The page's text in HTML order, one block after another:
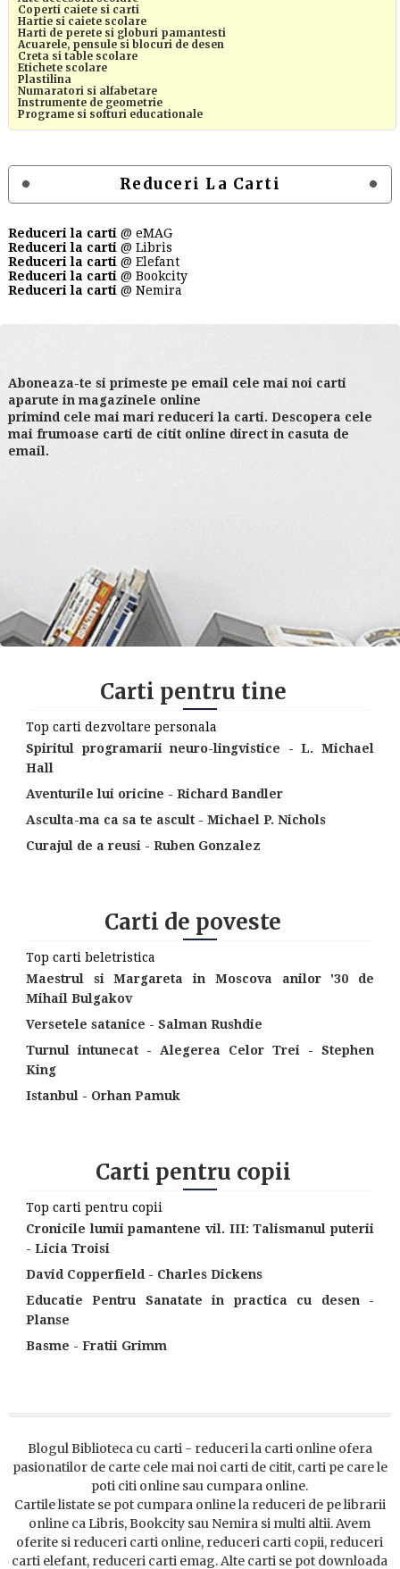
Coperti caiete si carti
Hartie si caiete scolare
Harti de perete si globuri pamantesti
Acuarele, pensule si blocuri de desen
Creta si table scolare
Etichete scolare
Plastilina
Numaratori si alfabetare
Instrumente de geometrie
Programe si softuri educationale
Reduceri La Carti
Reduceri la carti @ eMAG
Reduceri la carti @ Libris
Reduceri la carti @ Elefant
Reduceri la carti @ Bookcity
Reduceri la carti @ Nemira
Aboneaza-te si primeste pe email cele mai noi carti
aparute in magazinele online
primind cele mai mari reduceri la carti. Descopera cele
mai frumoase carti de citit online direct in casuta de
email.
Carti pentru tine
Top carti dezvoltare personala
Spiritul programarii neuro-lingvistice - L. Michael
Hall
Aventurile lui oricine - Richard Bandler
Asculta-ma ca sa te ascult - Michael P. Nichols
Curajul de a reusi - Ruben Gonzalez
Carti de poveste
Top carti beletristica
Maestrul si Margareta in Moscova anilor '30 de
Mihail Bulgakov
Versetele satanice - Salman Rushdie
Turnul intunecat - Alegerea Celor Trei - Stephen
King
Istanbul - Orhan Pamuk
Carti pentru copii
Top carti pentru copii
Cronicile lumii pamantene vil. III: Talismanul puterii
- Licia Troisi
David Copperfield - Charles Dickens
Educatie Pentru Sanatate in practica cu desen -
Planse
Basme - Fratii Grimm
Blogul Biblioteca cu carti - reduceri la carti online ofera
pasionatilor de carte cele mai noi carti de citit, carti pe care le
poti citi online sau cumpara online.
Cartile listate se pot cumpara online la reduceri de pe librarii
online ca Libris, Bookcity sau Nemira si multi altii. Avem
oferite si reduceri carti online, reduceri carti copii, reduceri
carti elefant, reduceri carti emag. Alte carti se pot downloada